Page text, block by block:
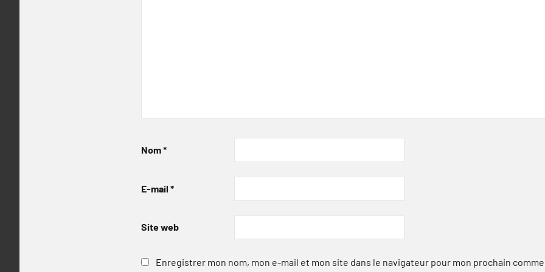
Nom*
E-mail *
Site web
Enregistrer mon nom, mon e-mail et mon site dans le navigateur pour mon prochain